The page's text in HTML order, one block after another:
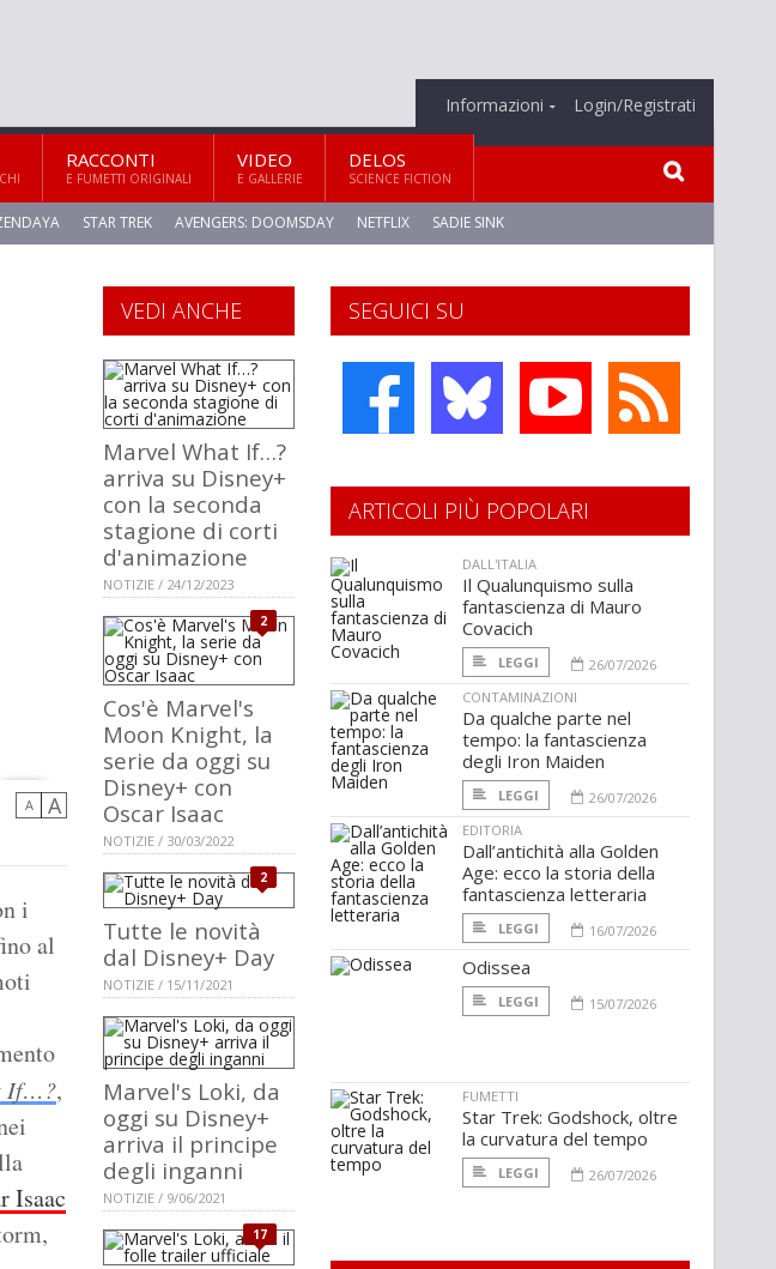
Informazioni Login/Registrati
RACCONTI
E FUMETTI ORIGINALI
VIDEO
E GALLERIE
DELOS
SCIENCE FICTION
STAR TREK AVENGERS: DOOMSDAY NETFLIX SADIE SINK
A A
i
al
If…?,
Isaac
SEGUICI SU
VEDI ANCHE
Marvel What If…?
arriva su Disney+
con la seconda
stagione di corti
d'animazione
NOTIZIE / 24/12/2023
2
Cos'è Marvel's
Moon Knight, la
serie da oggi su
Disney+ con
Oscar Isaac
NOTIZIE / 30/03/2022
2
Tutte le novità
dal Disney+ Day
NOTIZIE / 15/11/2021
Marvel's Loki, da
oggi su Disney+
arriva il principe
degli inganni
NOTIZIE / 9/06/2021
17
ARTICOLI PIÙ POPOLARI
DALL'ITALIA
Il Qualunquismo sulla
fantascienza di Mauro
Covacich
LEGGI
26/07/2026
CONTAMINAZIONI
Da qualche parte nel
tempo: la fantascienza
degli Iron Maiden
LEGGI
26/07/2026
EDITORIA
Dall’antichità alla Golden
Age: ecco la storia della
fantascienza letteraria
LEGGI 16/07/2026
Odissea
LEGGI 15/07/2026
FUMETTI
Star Trek: Godshock, oltre
la curvatura del tempo
LEGGI 26/07/2026